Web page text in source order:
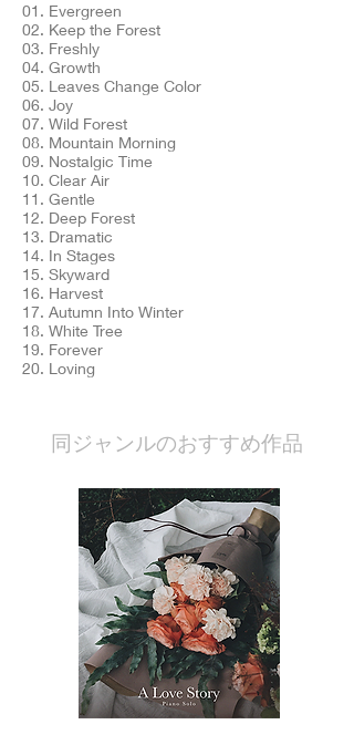
01. Evergreen
02. Keep the Forest
03. Freshly
04. Growth
05. Leaves Change Color
06. Joy
07. Wild Forest
08. Mountain Morning
09. Nostalgic Time
10. Clear Air
11. Gentle
12. Deep Forest
13. Dramatic
14. In Stages
15. Skyward
16. Harvest
17. Autumn Into Winter
18. White Tree
19. Forever
20. Loving
​同ジャンルのおすすめ作品